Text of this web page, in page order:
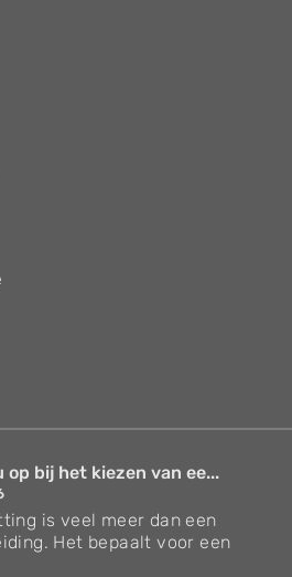
op bij het kiezen van ee...
is veel meer dan een
Het bepaalt voor een